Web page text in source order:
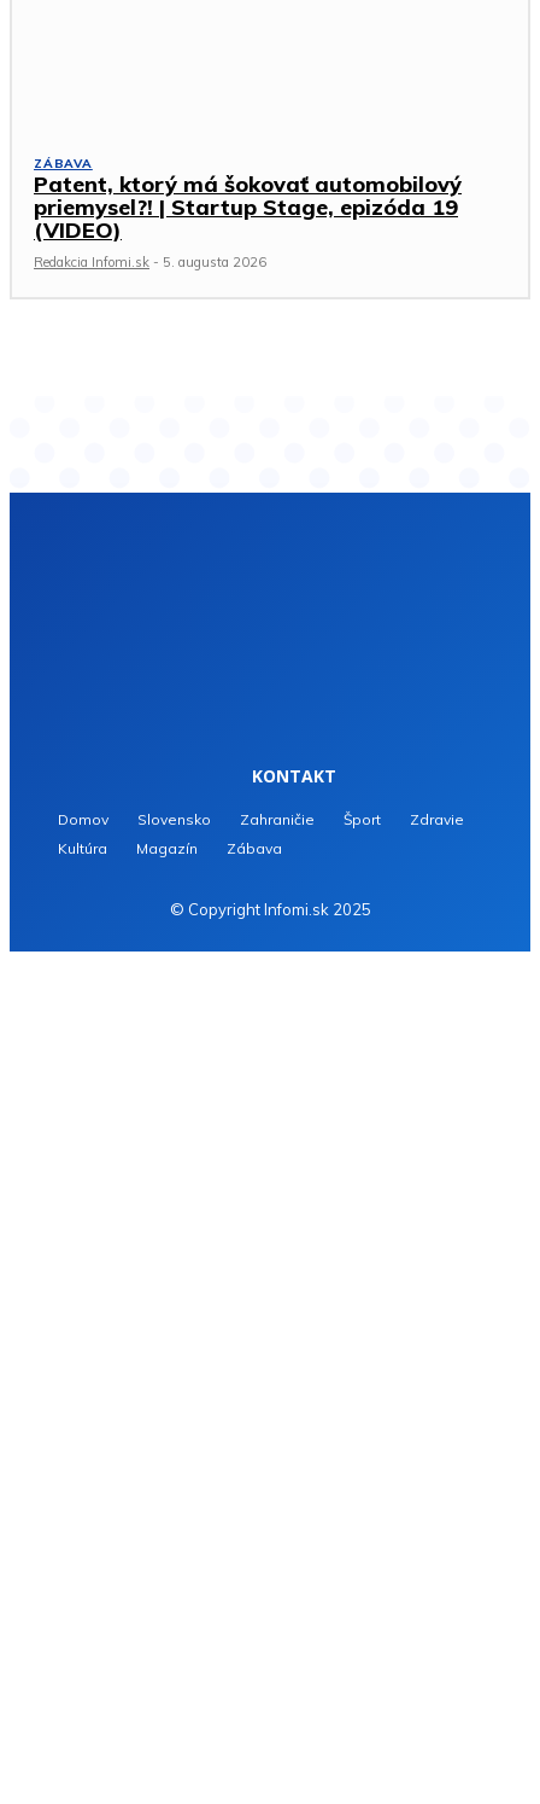
ZÁBAVA
Patent, ktorý má šokovať automobilový
priemysel?! | Startup Stage, epizóda 19
(VIDEO)
Redakcia Infomi.sk - 5. augusta 2026
KONTAKT
Domov Slovensko Zahraničie Šport
Zdravie
Kultúra
Magazín Zábava
© Copyright Infomi.sk 2025